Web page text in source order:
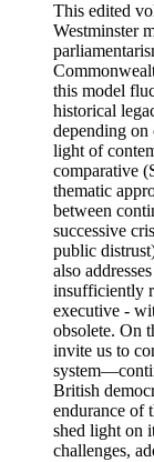
This edited
Westminster
this model
historical
depending on
light of
comparative
thematic
between
successive
public
also
insufficiently
executive -
obsolete. On
invite us to
British
endurance of
shed light on
challenges,